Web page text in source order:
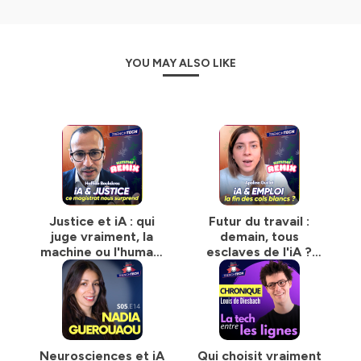
Le collectif Trench Tech 🎙🎧
Entre les Lignes(Louis de Diesbach), Elles font la Tech
(Sandrine Charpentier),
On Refait la Tech(Gérald
Holubowicz),Débats en Technocratie(Virginie Martins
de Nobrega).
Site web :www.trench-tech.fr par Thierry Pires
Studio : MonstudioTV &
Nantes
« Esprits Critiques pour Tech Ethique »
Suis-nous aussi sur
LinkedIn
Hébergé par Ausha. Visitez
ausha.co/politique-de-
confidentialitepour plus d'informations.
YOU MAY ALSO LIKE
Justice et iA : qui
juge vraiment, la
machine ou l'humain
? | Haffide
Boulakras [REDIF]
Futur du travail :
demain, tous
esclaves de l'iA ?
Apolline Guillot
[REDIF]
Neurosciences et iA Qui choisit vraiment